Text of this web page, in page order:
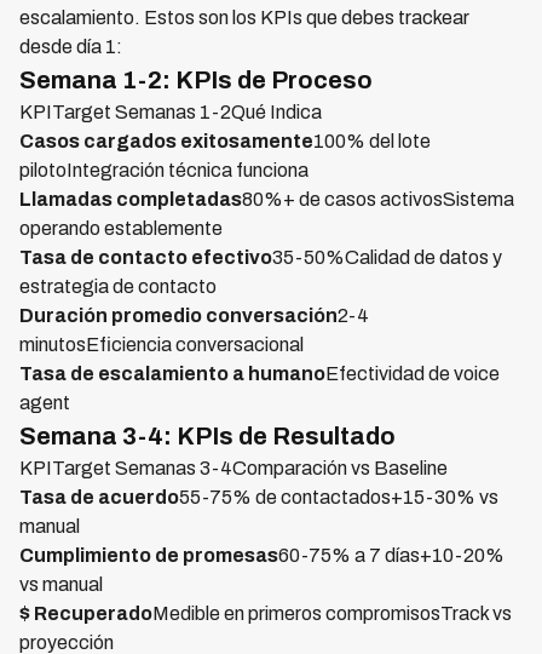
escalamiento. Estos son los KPIs que debes trackear
desde día 1:
Semana 1-2: KPIs de Proceso
KPITarget Semanas 1-2Qué Indica
Casos cargados exitosamente100% del lote
pilotoIntegración técnica funciona
Llamadas completadas80%+ de casos activosSistema
operando establemente
Tasa de contacto efectivo35-50%Calidad de datos y
estrategia de contacto
Duración promedio conversación2-4
minutosEficiencia conversacional
Tasa de escalamiento a humanoEfectividad de voice
agent
Semana 3-4: KPIs de Resultado
KPITarget Semanas 3-4Comparación vs Baseline
Tasa de acuerdo55-75% de contactados+15-30% vs
manual
Cumplimiento de promesas60-75% a 7 días+10-20%
vs manual
$ RecuperadoMedible en primeros compromisosTrack vs
proyección